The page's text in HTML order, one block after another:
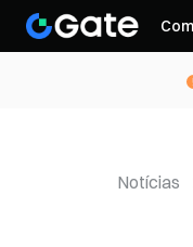
Notícias